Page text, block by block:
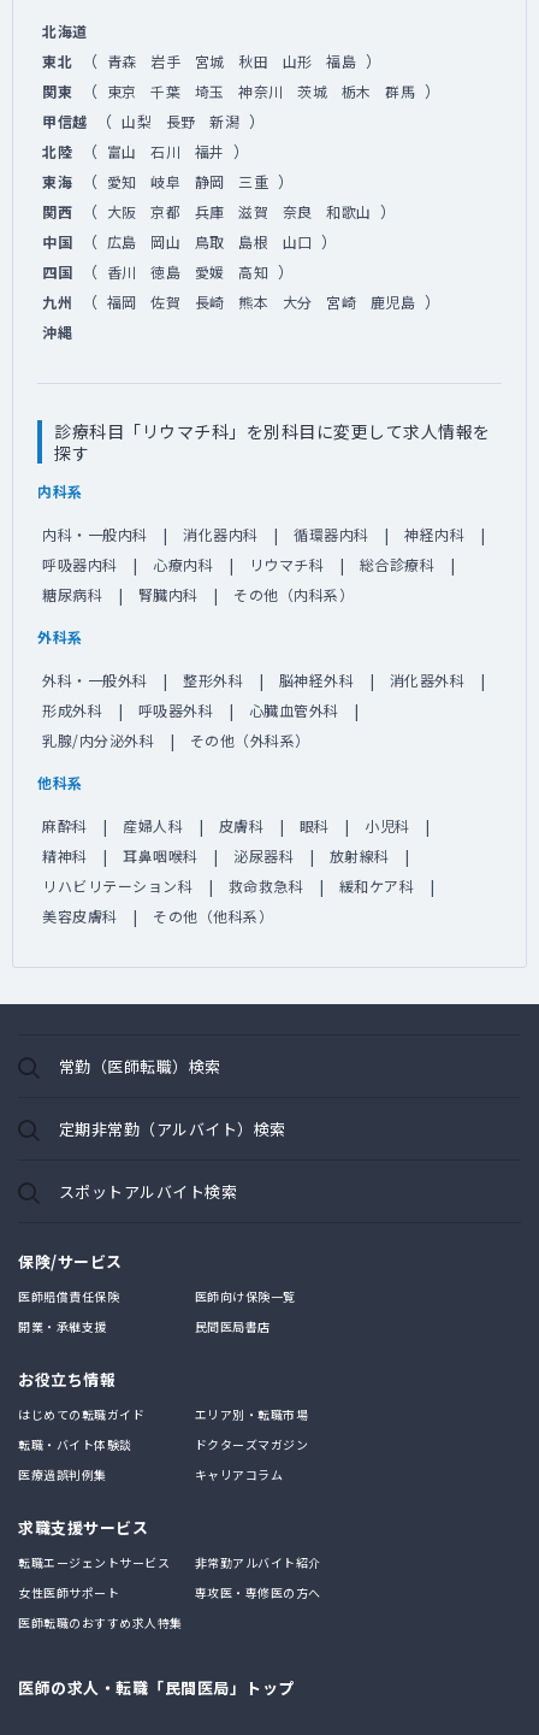
北海道
東北
（ 青森 岩手 宮城 秋田 山形 福島 ）
関東 （ 東京 千葉 埼玉 神奈川 茨城 栃木 群馬 ）
甲信越 （ 山梨 長野 新潟 ）
北陸 （ 富山 石川 福井 ）
東海 （ 愛知 岐阜 静岡 三重 ）
関西 （ 大阪 京都 兵庫 滋賀 奈良 和歌山 ）
中国 （ 広島 岡山 鳥取 島根 山口 ）
四国 （ 香川 徳島 愛媛 高知 ）
九州 （ 福岡 佐賀 長崎 熊本 大分 宮崎 鹿児島 ）
沖縄
診療科目「リウマチ科」を別科目に変更して求人情報を
探す
内科系
内科・一般内科 消化器内科 循環器内科
神経内科
呼吸器内科
心療内科 リウマチ科
総合診療科
糖尿病科
腎臓内科 その他（内科系）
外科系
外科・一般外科 整形外科 脳神経外科
消化器外科
形成外科
呼吸器外科
心臓血管外科
乳腺/内分泌外科
その他（外科系）
他科系
麻酔科 産婦人科 皮膚科 眼科
小児科
精神科
耳鼻咽喉科 泌尿器科
放射線科
リハビリテーション科
救命救急科
緩和ケア科
美容皮膚科
その他（他科系）
常勤（医師転職）検索
定期非常勤（アルバイト）検索
スポットアルバイト検索
保険/サービス
医師賠償責任保険
医師向け保険一覧
開業・承継支援
民間医局書店
お役立ち情報
はじめての転職ガイド
エリア別・転職市場
転職・バイト体験談
ドクターズマガジン
医療過誤判例集
キャリアコラム
求職支援サービス
転職エージェントサービス
非常勤アルバイト紹介
女性医師サポート
専攻医・専修医の方へ
医師転職のおすすめ求人特集
医師の求人・転職「民間医局」トップ